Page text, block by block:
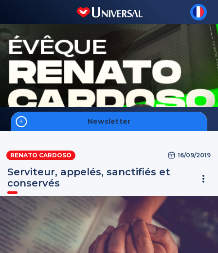
Newsletter
S'inscrire
Foi
Hommes
Intelligence Spirituelle
IntelliMen
Parents et enfants
RENATO CARDOSO 16/09/2019
Serviteur, appelés, sanctifiés et
conservés